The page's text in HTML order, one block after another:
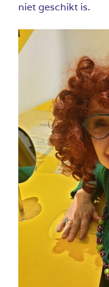
niet geschikt is.